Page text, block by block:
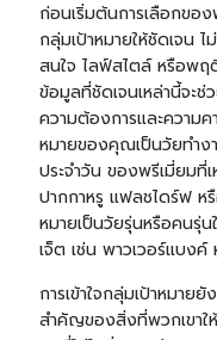
ก่อนเริ่มต้นการเลือกขอ
กลุ่มเป้าหมายให้ชัดเจน
สนใจ ไลฟ์สไตล์ หรือพฤ
ข้อมูลที่ชัดเจนเหล่านี้จะ
ความต้องการและความ
หมายของคุณเป็นวัยทำง
ประจำวัน ของพรีเมี่ยมที่
ปากกาหรู แฟลชไดร์ฟหรื
หมายเป็นวัยรุ่นหรือคนรุ่น
เจ็ต เช่น พาวเวอร์แบง
การเข้าใจกลุ่มเป้าหมาย
สำคัญของสิ่งที่พวกเขาใ